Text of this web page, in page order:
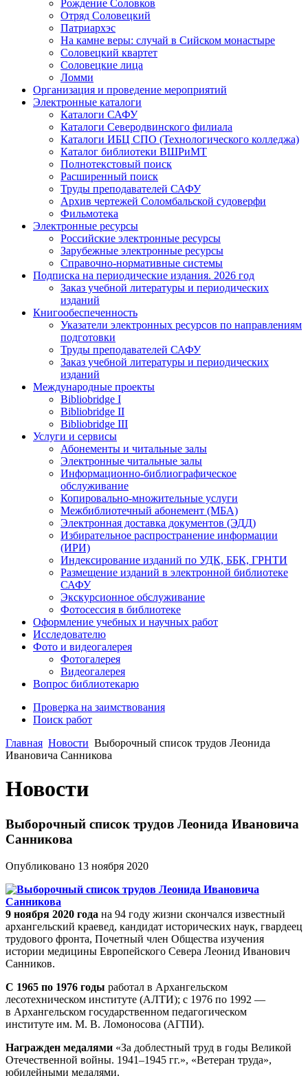
Рождение Соловков
Отряд Соловецкий
Патриархэс
На камне веры: случай в Сийском монастыре
Соловецкий квартет
Соловецкие лица
Ломми
Организация и проведение мероприятий
Электронные каталоги
Каталоги САФУ
Каталоги Северодвинского филиала
Каталоги ИБЦ СПО (Технологического колледжа)
Каталог библиотеки ВШРиМТ
Полнотекстовый поиск
Расширенный поиск
Труды преподавателей САФУ
Архив чертежей Соломбальской судоверфи
Фильмотека
Электронные ресурсы
Российские электронные ресурсы
Зарубежные электронные ресурсы
Справочно-нормативные системы
Подписка на периодические издания. 2026 год
Заказ учебной литературы и периодических
изданий
Книгообеспеченность
Указатели электронных ресурсов по направлениям
подготовки
Труды преподавателей САФУ
Заказ учебной литературы и периодических
изданий
Международные проекты
Bibliobridge I
Bibliobridge II
Bibliobridge III
Услуги и сервисы
Абонементы и читальные залы
Электронные читальные залы
Информационно-библиографическое
обслуживание
Копировально-множительные услуги
Межбиблиотечный абонемент (МБА)
Электронная доставка документов (ЭДД)
Избирательное распространение информации
(ИРИ)
Индексирование изданий по УДК, ББК, ГРНТИ
Размещение изданий в электронной библиотеке
САФУ
Экскурсионное обслуживание
Фотосессия в библиотеке
Оформление учебных и научных работ
Исследователю
Фото и видеогалерея
Фотогалерея
Видеогалерея
Вопрос библиотекарю
Проверка на заимствования
Поиск работ
Главная Новости Выборочный список трудов Леонида
Ивановича Санникова
Новости
Выборочный список трудов Леонида Ивановича
Санникова
Опубликовано 13 ноября 2020
9 ноября 2020 года на 94 году жизни скончался известный
архангельский краевед, кандидат исторических наук, гвардеец
трудового фронта, Почетный член Общества изучения
истории медицины Европейского Севера Леонид Иванович
Санников.
С 1965 по 1976 годы работал в Архангельском
лесотехническом институте (АЛТИ); с 1976 по 1992 —
в Архангельском государственном педагогическом
институте им. М. В. Ломоносова (АГПИ).
Награжден медалями «За доблестный труд в годы Великой
Отечественной войны. 1941–1945 гг.», «Ветеран труда»,
юбилейными медалями.